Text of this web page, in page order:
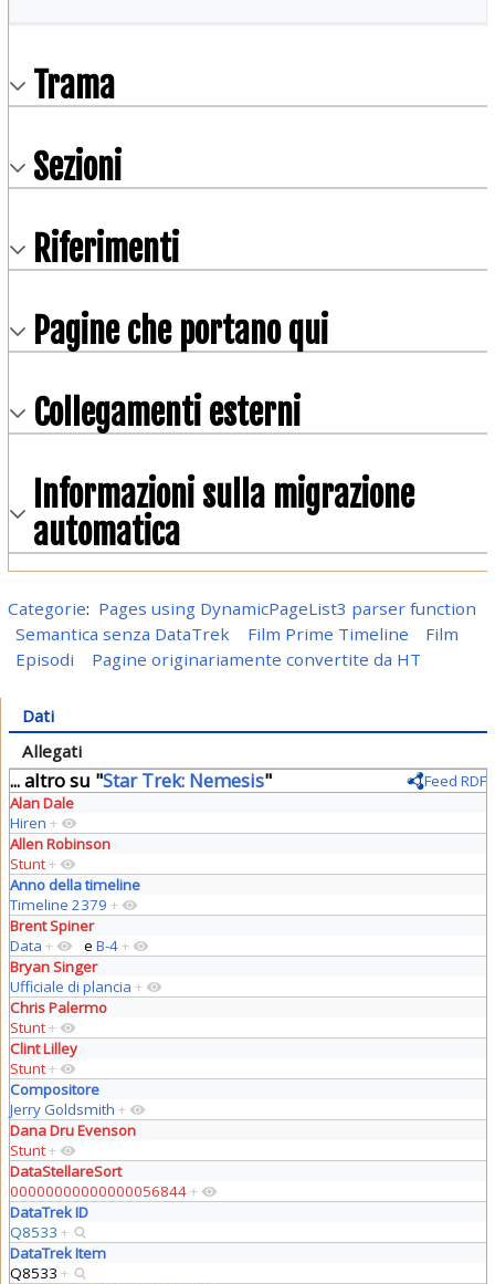
Trama
Sezioni
Riferimenti
Pagine che portano qui
Collegamenti esterni
Informazioni sulla migrazione
automatica
Categorie: Pages using DynamicPageList3 parser function
Semantica senza DataTrek
Film Prime Timeline
Film
Episodi
Pagine originariamente convertite da HT
Dati
Allegati
... altro su "Star Trek: Nemesis"
Feed RDF
Alan Dale
Hiren +
Allen Robinson
Stunt+
Anno della timeline
Timeline 2379 +
Brent Spiner
Data + e B-4+
Bryan Singer
Ufficiale di plancia +
Chris Palermo
Stunt+
Clint Lilley
Stunt+
Compositore
Jerry Goldsmith +
Dana Dru Evenson
Stunt+
DataStellareSort
00000000000000056844+
DataTrek ID
Q8533 +
DataTrek Item
Q8533 +